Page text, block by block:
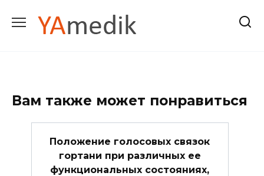
содержанию
Вам также может понравиться
Положение голосовых связок
гортани при различных ее
функциональных состояниях,